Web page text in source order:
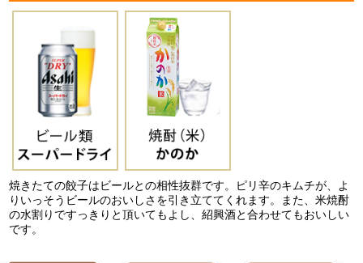
焼きたての餃子はビールとの相性抜群です。ピリ辛のキムチが、よ
りいっそうビールのおいしさを引き立ててくれます。また、米焼酎
の水割りですっきりと頂いてもよし、紹興酒と合わせてもおいしい
です。